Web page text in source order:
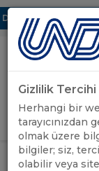
UBAK Bölümü
Gizlilik
Herhangi bir
olmak üzere
bilgiler; siz,
olabilir veya